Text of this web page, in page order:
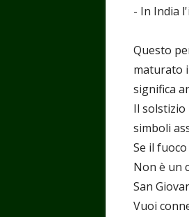
- In India
Questo
maturato
significa
Il solstizio
simboli
Se il
Non è un
San
Vuoi